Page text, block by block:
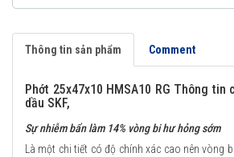
Thông tin sản phẩm Comment
Phớt 25x47x10 HMSA10 RG Thông tin
dầu SKF,
Sự nhiễm bẩn làm 14% vòng bi hư hỏng sớm
Là một chi tiết có độ chính xác cao nên vòng